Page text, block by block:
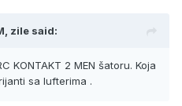
zile said:
KONTAKT 2 MEN šatoru. Koja
sa lufterima .